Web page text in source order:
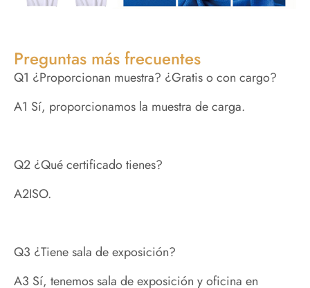
Preguntas más frecuentes
Q1 ¿Proporcionan muestra? ¿Gratis o con cargo?
A1 Sí, proporcionamos la muestra de carga.
Q2 ¿Qué certificado tienes?
A2ISO.
Q3 ¿Tiene sala de exposición?
A3 Sí, tenemos sala de exposición y oficina en